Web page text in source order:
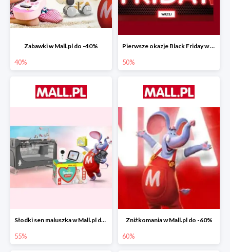
Zabawki w Mall.pl do -40%
40%
Pierwsze okazje Black Friday w Mall.pl do -50%
50%
Słodki sen maluszka w Mall.pl do -55%
55%
Zniżkomania w Mall.pl do -60%
60%